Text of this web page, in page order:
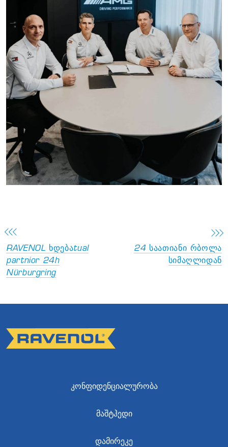
RAVENOL ხდებაtual
partnior 24h
Nürburgring
24 საათიანი რბოლა
სიმაღლიდან
ᲙᲝᲜᲤᲘᲓᲔᲜᲪᲘᲐᲚᲣᲠᲝᲑᲐ
ᲛᲐᲨᲢᲰᲔᲓᲘ
ᲓᲐᲛᲘᲠᲔᲙᲔ